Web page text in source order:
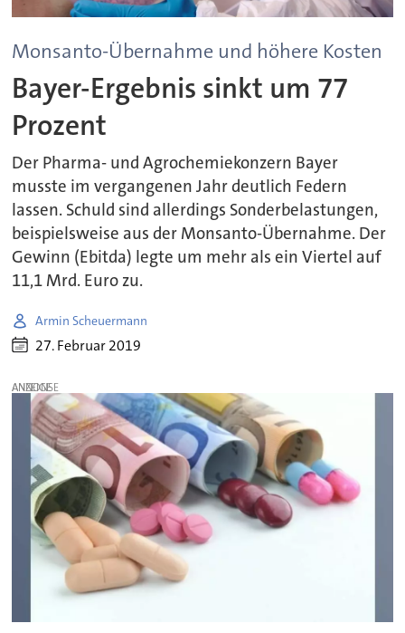
Monsanto-Übernahme und höhere Kosten
Bayer-Ergebnis sinkt um 77
Prozent
Der Pharma- und Agrochemiekonzern Bayer
musste im vergangenen Jahr deutlich Federn
lassen. Schuld sind allerdings Sonderbelastungen,
beispielsweise aus der Monsanto-Übernahme. Der
Gewinn (Ebitda) legte um mehr als ein Viertel auf
11,1 Mrd. Euro zu.
Armin Scheuermann
27. Februar 2019
ANZEIGE